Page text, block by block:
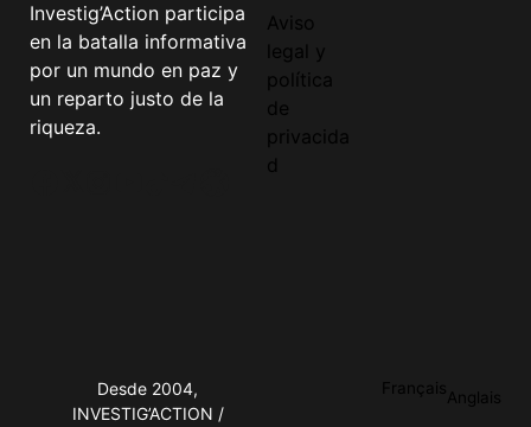
Investig’Action participa
en la batalla informativa
por un mundo en paz y
un reparto justo de la
riqueza.
Aviso
legal y
política
de
privacida
d
Desde 2004,
INVESTIG’ACTION /
FrançaisAnglais